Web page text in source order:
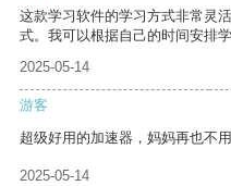
这款学习软件的学习方式非常灵
式。我可以根据自己的时间安排学
2025-05-14
游客
超级好用的加速器，妈妈再也不
2025-05-14